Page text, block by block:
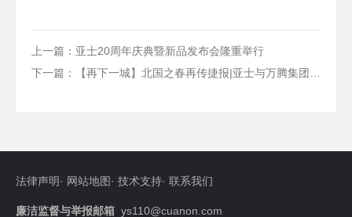
上一篇：亚士20周年庆典暨新品发布会隆重举行
法律声明· 网站地图· 技术支持· 联系我们
廉洁监督与举报邮箱 ys110@cuanon.com